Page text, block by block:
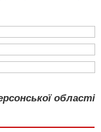
області